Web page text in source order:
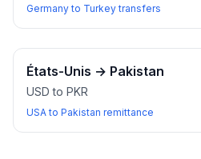
Germany to Turkey transfers
États-Unis → Pakistan
USD to PKR
USA to Pakistan remittance